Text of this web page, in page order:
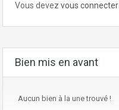
Vous devez vous connecter
Bien mis en avant
Aucun bien à la une trouvé !